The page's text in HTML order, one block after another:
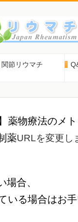
関節リウマチ
薬物療法の メ
薬URLを変更し
場合、
いる場合はお